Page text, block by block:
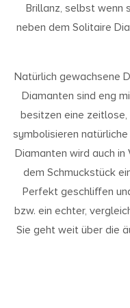
Brillanz, selbst wenn
neben dem Solitaire
Natürlich gewachsene
Diamanten sind eng
besitzen eine
symbolisieren
Diamanten wird auch
dem Schmuckstück
Perfekt geschliffen
bzw. ein echter,
Sie geht weit über die